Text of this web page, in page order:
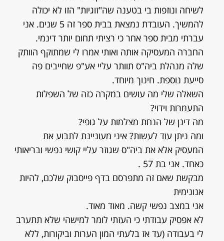
לשיחה ונוזפות בי בטענה שה"זוגיות" הזו לא יכולה
להמשיך. העובדת נמצאת בבית ספר זה 5 שנים. אני
עברתי מבית ספר אחר כי רציתי תחום יותר דינמי.
החברה המעסיקה אותה ואותי אמרו לי שמתוקף הוותק
שלה מנהלת ביה"ס תוותר עליי אע"פ שחייבים פה
סייעת נוספת. חינוך מיוחד.
השאלה שלי מה עושים במקרה כזה של השפלות
התעמרות וידוי?
מה דינן של הנחת מצלמות על גופי?
ומה ניתן עוד לעשות? איני מעוניינת לתבוע את
המעסיק אלא את ביה"ס שגוזר עליי קושי נפשי ובריאותי
כאחד. אני בת 57 .
מבקשת שאם זה מתפרסם בדף פייסבוק שלכם, להיות
אנונימית
אני במצב נפשי קשה. מאוד מאוד.
לא אפסיק עבודתי כי העזתי לומר למישהי שלא תתערב
לי בעבודה (עד אז בלעתי המון הערות וביקורות, ללא